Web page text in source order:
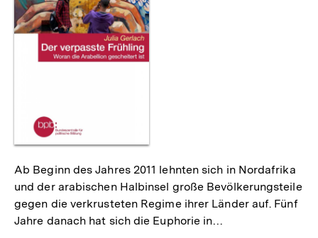
Ab Beginn des Jahres 2011 lehnten sich in Nordafrika
und der arabischen Halbinsel große Bevölkerungsteile
gegen die verkrusteten Regime ihrer Länder auf. Fünf
Jahre danach hat sich die Euphorie in…